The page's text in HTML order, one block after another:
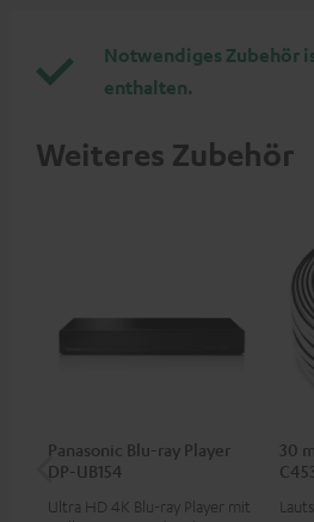
Notwendiges Zubehör
enthalten.
Weiteres Zubehör
Panasonic Blu-ray Player
DP-UB154
Ultra HD 4K Blu-ray Player mit
30